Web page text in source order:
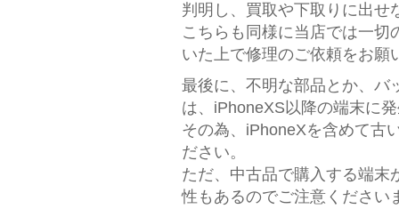
判明し、買取や下取りに出せ
こちらも同様に当店では一切
いた上で修理のご依頼をお願
最後に、不明な部品とか、バ
は、iPhoneXS以降の端末に
その為、iPhoneXを含めて古
ださい。
ただ、中古品で購入する端末
性もあるのでご注意ください